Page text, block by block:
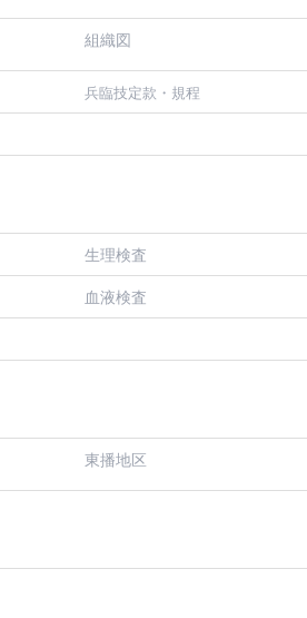
組織図
兵臨技定款・規程
生理検査
血液検査
東播地区